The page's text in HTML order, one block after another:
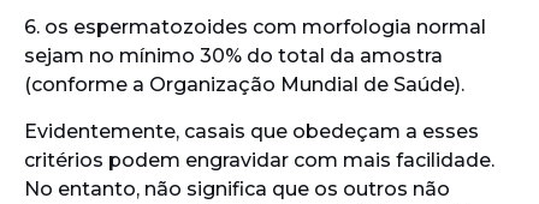
6. os espermatozoides com morfologia normal
sejam no mínimo 30% do total da amostra
(conforme a Organização Mundial de Saúde).
Evidentemente, casais que obedeçam a esses
critérios podem engravidar com mais facilidade.
No entanto, não significa que os outros não